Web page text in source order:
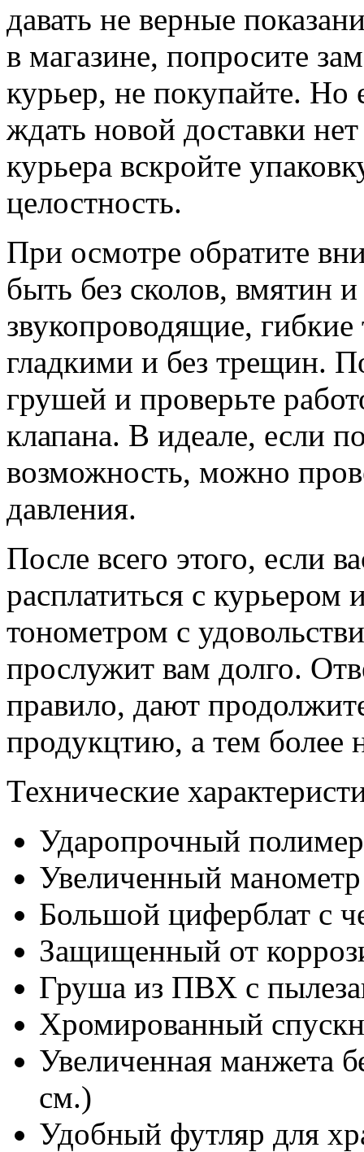
давать не верные
в магазине, попросите
курьер, не покупайте.
ждать новой доставки
курьера вскройте
целостность.
При осмотре обратите
быть без сколов, вмятин
звукопроводящие,
гладкими и без трещин.
грушей и проверьте
клапана. В идеале, если
возможность, можно
давления.
После всего этого, если
расплатиться с курьером
тонометром с
прослужит вам долго.
правило, дают
продукцтию, а тем более
Технические
Ударопрочный
Увеличенный манометр
Большой циферблат с
Защищенный от
Груша из ПВХ с
Хромированный
Увеличенная манжета
см.)
Удобный футляр для